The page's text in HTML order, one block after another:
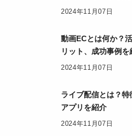
2024年11月07日
動画ECとは何か？
リット、成功事例を
2024年11月07日
ライブ配信とは？
アプリを紹介
2024年11月07日